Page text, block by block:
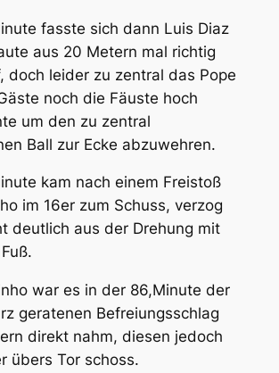
fasste sich dann Luis Diaz
aus 20 Metern mal richtig
doch leider zu zentral das Pope
noch die Fäuste hoch
um den zu zentral
Ball zur Ecke abzuwehren.
kam nach einem Freistoß
im 16er zum Schuss, verzog
deutlich aus der Drehung mit
war es in der 86,Minute der
geratenen Befreiungsschlag
direkt nahm, diesen jedoch
übers Tor schoss.